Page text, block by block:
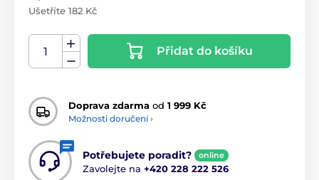
Ušetříte 182 Kč
Přidat do košíku
Doprava zdarma od 1 999 Kč
Možnosti doručení ›
Potřebujete poradit? online
Zavolejte na +420 228 222 526